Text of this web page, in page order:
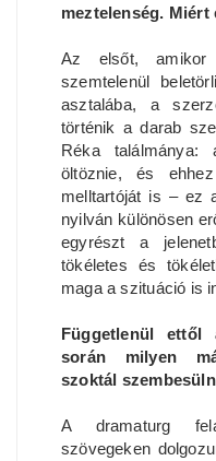
meztelenség.
Az elsőt,
szemtelenül
asztalába, a
történik a darab
Réka
öltöznie, és
melltartóját is – ez
nyilván különösen
egyrészt a
tökéletes és
maga a szituáció is
Függetlenül ettől
során milyen
szoktál
A dramaturg
szövegeken